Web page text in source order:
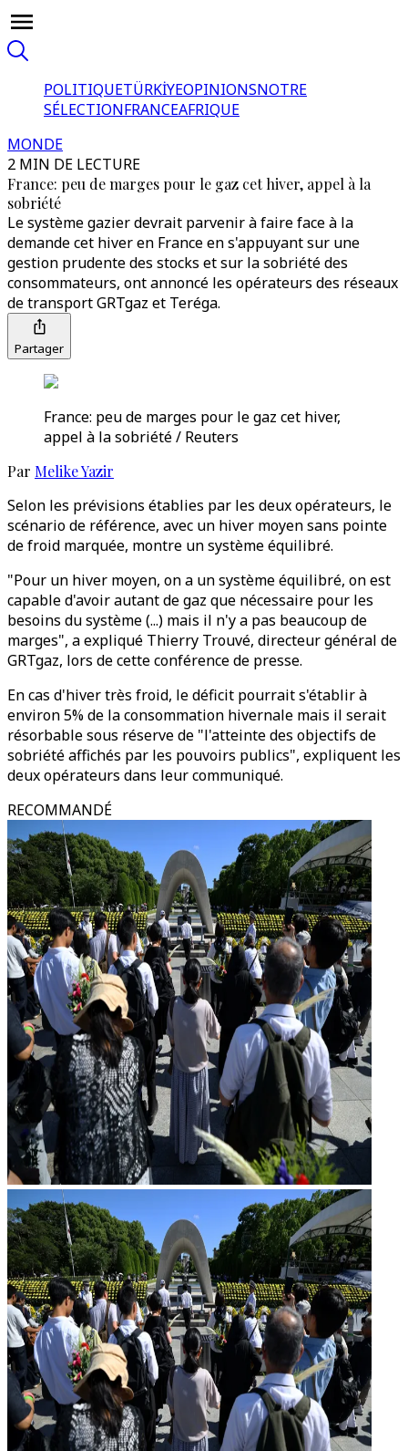
POLITIQUETÜRKİYEOPINIONSNOTRE
SÉLECTIONFRANCEAFRIQUE
MONDE
2 MIN DE LECTURE
France: peu de marges pour le gaz cet hiver, appel à la
sobriété
Le système gazier devrait parvenir à faire face à la
demande cet hiver en France en s'appuyant sur une
gestion prudente des stocks et sur la sobriété des
consommateurs, ont annoncé les opérateurs des réseaux
de transport GRTgaz et Teréga.
Partager
France: peu de marges pour le gaz cet hiver,
appel à la sobriété / Reuters
Par Melike Yazir
Selon les prévisions établies par les deux opérateurs, le
scénario de référence, avec un hiver moyen sans pointe
de froid marquée, montre un système équilibré.
"Pour un hiver moyen, on a un système équilibré, on est
capable d'avoir autant de gaz que nécessaire pour les
besoins du système (...) mais il n'y a pas beaucoup de
marges", a expliqué Thierry Trouvé, directeur général de
GRTgaz, lors de cette conférence de presse.
En cas d'hiver très froid, le déficit pourrait s'établir à
environ 5% de la consommation hivernale mais il serait
résorbable sous réserve de "l'atteinte des objectifs de
sobriété affichés par les pouvoirs publics", expliquent les
deux opérateurs dans leur communiqué.
RECOMMANDÉ